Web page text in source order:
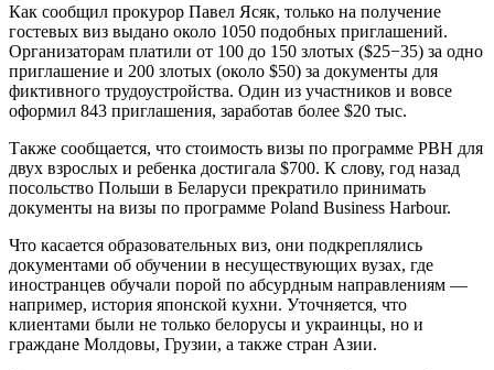
Как сообщил прокурор Павел Ясяк, только на получение
гостевых виз выдано около 1050 подобных приглашений.
Организаторам платили от 100 до 150 злотых ($25−35) за одно
приглашение и 200 злотых (около $50) за документы для
фиктивного трудоустройства. Один из участников и вовсе
оформил 843 приглашения, заработав более $20 тыс.
Также сообщается, что стоимость визы по программе PBH для
двух взрослых и ребенка достигала $700. К слову, год назад
посольство Польши в Беларуси прекратило принимать
документы на визы по программе Poland Business Harbour.
Что касается образовательных виз, они подкреплялись
документами об обучении в несуществующих вузах, где
иностранцев обучали порой по абсурдным направлениям —
например, история японской кухни. Уточняется, что
клиентами были не только белорусы и украинцы, но и
граждане Молдовы, Грузии, а также стран Азии.